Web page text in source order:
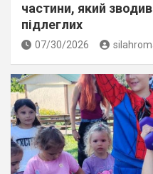
частини, який
підлеглих
07/30/2026